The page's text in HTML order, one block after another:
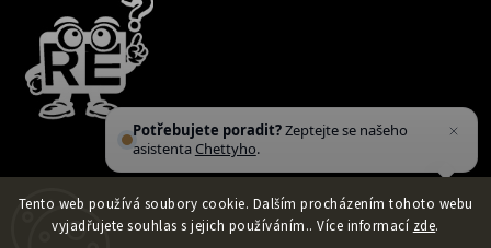
Tento web používá soubory cookie. Dalším procházením tohoto webu
vyjadřujete souhlas s jejich používáním.. Více informací zde.
Potřebujete poradit?Zeptejte se našeho
asistentaChettyho.